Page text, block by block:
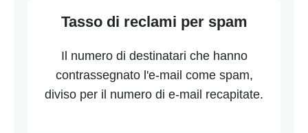
Tasso di reclami per spam
Il numero di destinatari che hanno
contrassegnato l'e-mail come spam,
diviso per il numero di e-mail recapitate.